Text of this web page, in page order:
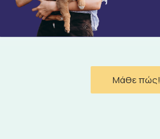
Μάθε πώς!